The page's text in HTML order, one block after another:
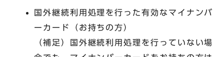
国外継続利用処理を行った有効なマイナンバ
ーカード（お持ちの方）
（補足）国外継続利用処理を行っていない場